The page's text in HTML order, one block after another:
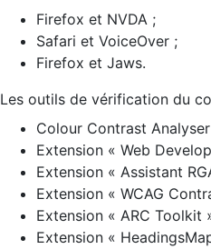
Firefox et NVDA ;
Safari et VoiceOver ;
Firefox et Jaws.
Les outils de vérification du
Colour Contrast
Extension « Web
Extension « Assistant
Extension « WCAG
Extension « ARC Toolkit
Extension «